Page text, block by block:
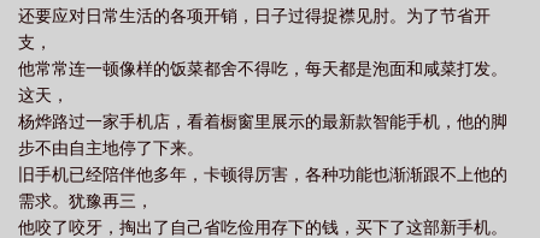
还要应对日常生活的各项开销，日子过得捉襟见肘。为了节省开
支，
他常常连一顿像样的饭菜都舍不得吃，每天都是泡面和咸菜打发。
这天，
杨烨路过一家手机店，看着橱窗里展示的最新款智能手机，他的脚
步不由自主地停了下来。
旧手机已经陪伴他多年，卡顿得厉害，各种功能也渐渐跟不上他的
需求。犹豫再三，
他咬了咬牙，掏出了自己省吃俭用存下的钱，买下了这部新手机。